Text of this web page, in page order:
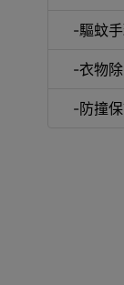
-驅蚊
-衣物
-防撞